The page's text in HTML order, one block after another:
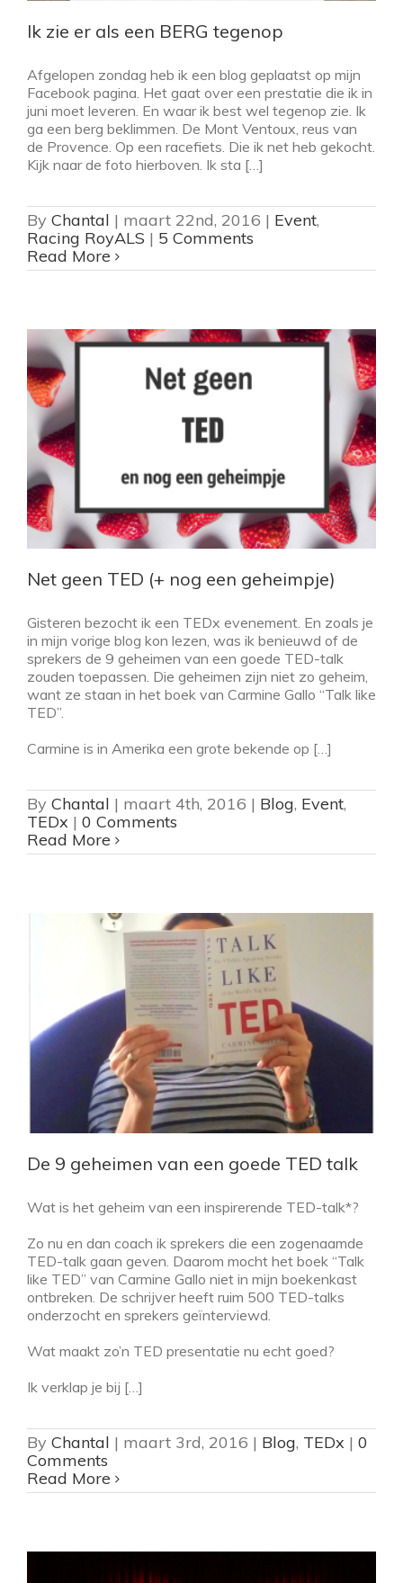
Ik zie er als een BERG tegenop
Afgelopen zondag heb ik een blog geplaatst op mijn
Facebook pagina. Het gaat over een prestatie die ik in
juni moet leveren. En waar ik best wel tegenop zie. Ik
ga een berg beklimmen. De Mont Ventoux, reus van
de Provence. Op een racefiets. Die ik net heb gekocht.
Kijk naar de foto hierboven. Ik sta […]
By Chantal | maart 22nd, 2016 | Event,
Racing RoyALS | 5 Comments
Read More
Net geen TED (+ nog een geheimpje)
Gisteren bezocht ik een TEDx evenement. En zoals je
in mijn vorige blog kon lezen, was ik benieuwd of de
sprekers de 9 geheimen van een goede TED-talk
zouden toepassen. Die geheimen zijn niet zo geheim,
want ze staan in het boek van Carmine Gallo “Talk like
TED”.
Carmine is in Amerika een grote bekende op […]
By Chantal | maart 4th, 2016 | Blog, Event,
TEDx | 0 Comments
Read More
De 9 geheimen van een goede TED talk
Wat is het geheim van een inspirerende TED-talk*?
Zo nu en dan coach ik sprekers die een zogenaamde
TED-talk gaan geven. Daarom mocht het boek “Talk
like TED” van Carmine Gallo niet in mijn boekenkast
ontbreken. De schrijver heeft ruim 500 TED-talks
onderzocht en sprekers geïnterviewd.
Wat maakt zo’n TED presentatie nu echt goed?
Ik verklap je bij […]
By Chantal | maart 3rd, 2016 | Blog, TEDx | 0
Comments
Read More